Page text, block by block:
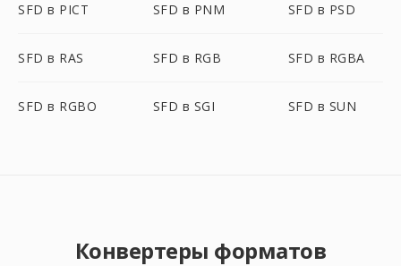
SFD в PICT SFD в PNM SFD в PSD
SFD в RAS SFD в RGB SFD в RGBA
SFD в RGBO SFD в SGI SFD в SUN
Конвертеры форматов